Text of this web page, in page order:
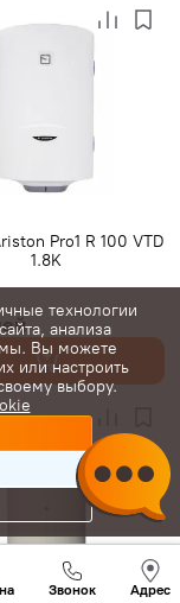
Pro1 R 100 VTD
1.8K
Звонок Адрес
нам
+(373)
технологии
анализа
Вы можете
или настроить
выбору.